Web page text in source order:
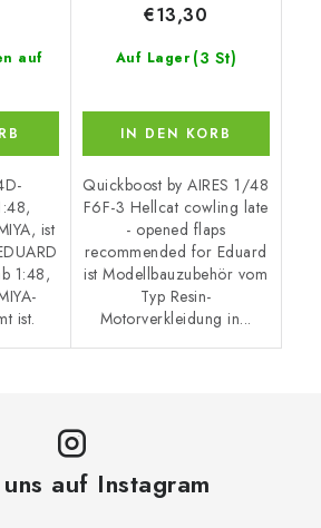
auf
ist
1:48,
ist.
Auf Lager (3 St)
€13,30
IN DEN KORB
Quickboost by AIRES 1/48
F6F-3 Hellcat cowling late
- opened flaps
recommended for Eduard
ist Modellbauzubehör vom
Typ Resin-
Motorverkleidung in...
auf Instagram